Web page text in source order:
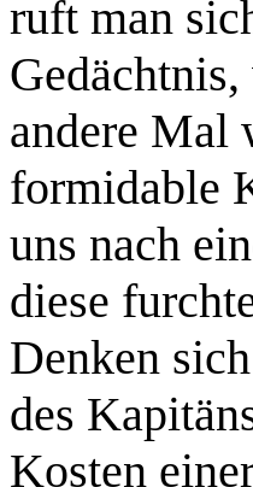
ruft man
andere Mal
formidable
uns nach
diese
Denken
des
Kosten